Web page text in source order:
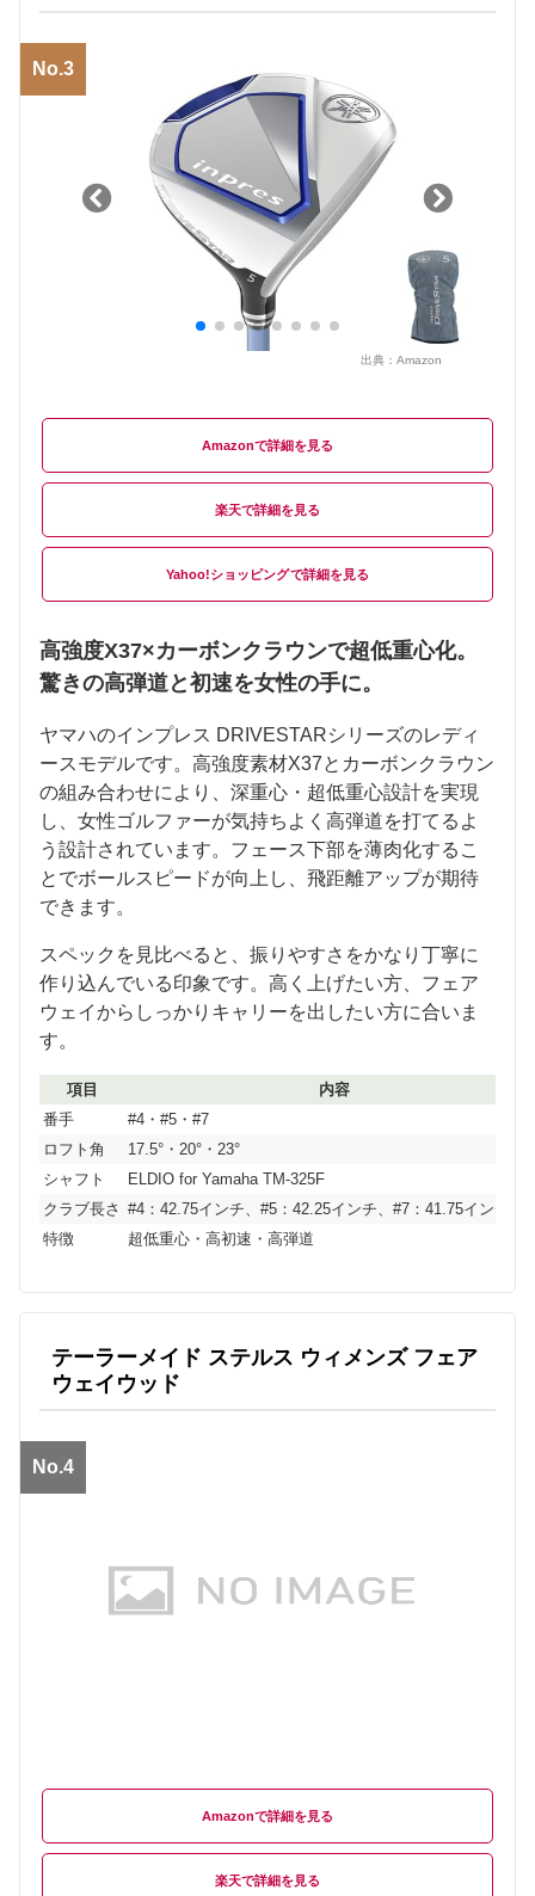
No.3
出典： Amazon
Amazon
楽天
Yahoo!ショッピング
高強度X37×カーボンクラウンで超低重心化。
驚きの高弾道と初速を女性の手に。
ヤマハのインプレス DRIVESTARシリーズのレディ
ースモデルです。高強度素材X37とカーボンクラウン
の組み合わせにより、深重心・超低重心設計を実現
し、女性ゴルファーが気持ちよく高弾道を打てるよ
う設計されています。フェース下部を薄肉化するこ
とでボールスピードが向上し、飛距離アップが期待
できます。
スペックを見比べると、振りやすさをかなり丁寧に
作り込んでいる印象です。高く上げたい方、フェア
ウェイからしっかりキャリーを出したい方に合いま
す。
項目
内容
番手
#4・#5・#7
ロフト角
17.5°・20°・23°
シャフト
ELDIO for Yamaha TM-325F
クラブ長さ #4：42.75インチ、#5：42.25インチ、#7：41.75インチ目
特徴
超低重心・高初速・高弾道
テーラーメイド ステルス ウィメンズ フェア
ウェイウッド
No.4
Amazon
楽天